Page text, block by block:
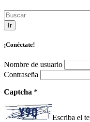
Ir
¡Conéctate!
Nombre de usuario
Contraseña
Captcha *
Escriba el